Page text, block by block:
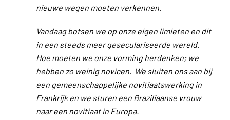
nieuwe wegen moeten verkennen.
Vandaag botsen we op onze eigen limieten en dit
in een steeds meer geseculariseerde wereld.
Hoe moeten we onze vorming herdenken; we
hebben zo weinig novicen. We sluiten ons aan bij
een gemeenschappelijke novitiaatswerking in
Frankrijk en we sturen een Braziliaanse vrouw
naar een novitiaat in Europa.